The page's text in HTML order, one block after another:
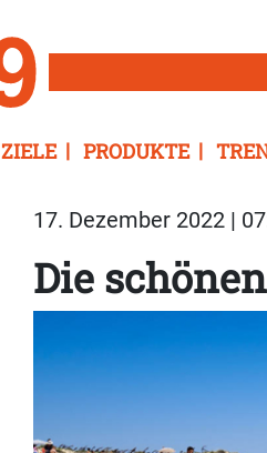
ZIELE PRODUKTE
17. Dezember 2022 |
Die